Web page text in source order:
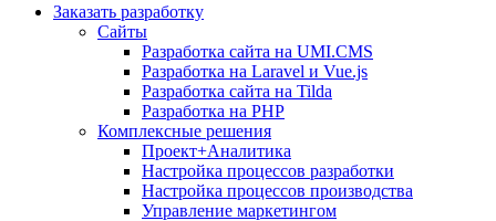
Заказать разработку
Сайты
Разработка сайта на UMI.CMS
Разработка на Laravel и Vue.js
Разработка сайта на Tilda
Разработка на PHP
Комплексные решения
Проект+Аналитика
Настройка процессов разработки
Настройка процессов производства
Управление маркетингом